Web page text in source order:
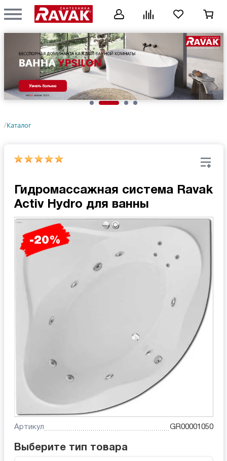
/Каталог
Гидромассажная система Ravak
Activ Hydro для ванны
-20%
Артикул GR00001050
Выберите тип товара